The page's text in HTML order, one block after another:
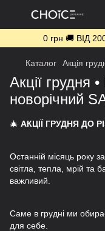
0 грн 🚚 ВІД
Каталог Акція
Акції грудня
новорічний
🎄 АКЦІЇ ГРУДНЯ ДО
Останній місяць року
світла, тепла, мрій та
важливий.
Саме в грудні ми
для себе.